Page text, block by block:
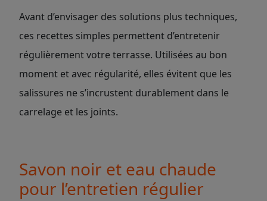
Avant d’envisager des solutions plus techniques,
ces recettes simples permettent d’entretenir
régulièrement votre terrasse. Utilisées au bon
moment et avec régularité, elles évitent que les
salissures ne s’incrustent durablement dans le
carrelage et les joints.
Savon noir et eau chaude
pour l’entretien régulier